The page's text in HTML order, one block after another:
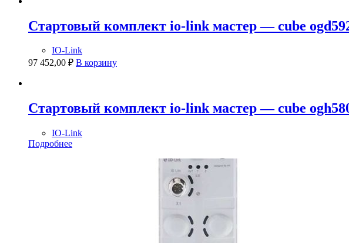
Стартовый комплект io-link мастер — cube
IO-Link
97 452,00 ₽ В корзину
Стартовый комплект io-link мастер — cube
IO-Link
Подробнее